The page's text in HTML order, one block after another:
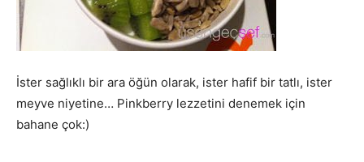
İster sağlıklı bir ara öğün olarak, ister hafif bir tatlı, ister
meyve niyetine… Pinkberry lezzetini denemek için
bahane çok:)